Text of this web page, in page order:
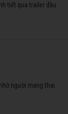
tiết qua trailer đầu
người mang thai